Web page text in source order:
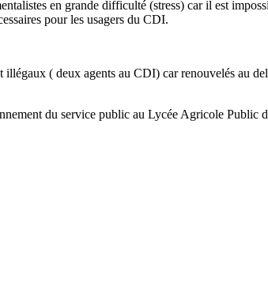
en grande difficulté (stress) car il est
pour les usagers du CDI.
( deux agents au CDI) car renouvelés au
du service public au Lycée Agricole Public